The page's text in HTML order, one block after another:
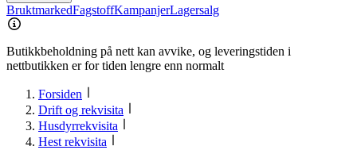
BruktmarkedFagstoffKampanjerLagersalg
Butikkbeholdning på nett kan avvike, og leveringstiden i
nettbutikken er for tiden lengre enn normalt
Forsiden
Drift og rekvisita
Husdyrrekvisita
Hest rekvisita